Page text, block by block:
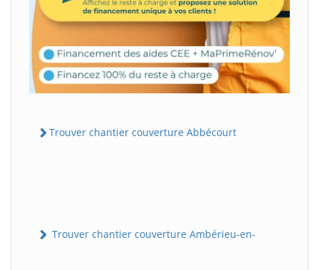
Trouver chantier couverture Abbécourt
Trouver chantier couverture Ambérieu-en-